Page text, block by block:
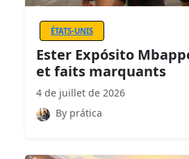
ÉTATS-UNIS
Ester Expósito
et faits marquants
4 de juillet de 2026
By prática